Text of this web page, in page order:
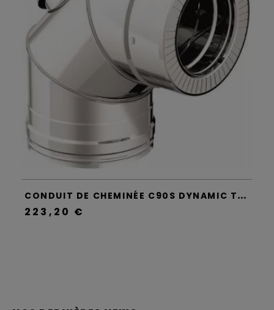
C
ONDUIT DE CHEMINÉE C90S DYNAMIC TWO - APROS
223,20 €